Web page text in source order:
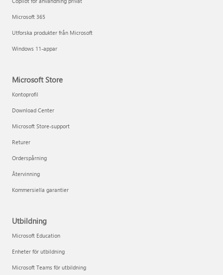
Microsoft 365
Utforska produkter från Microsoft
Windows 11-appar
Microsoft Store
Kontoprofil
Download Center
Microsoft Store-support
Returer
Orderspårning
Återvinning
Kommersiella garantier
Utbildning
Microsoft Education
Enheter för utbildning
Microsoft Teams för utbildning